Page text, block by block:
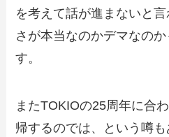
を考えて話が進まないと
さが本当なのかデマなの
す。
またTOKIOの25周年に合
帰するのでは、という噂